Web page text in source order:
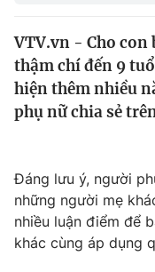
Y tế
Thế giới
Thế giới đó đây
Câu chuyện quốc tế
Tài chính
Thị trường
Dữ liệu và đời
Giáo dục
VTV.vn - Cho
thậm chí đến 9
hiện thêm nhiều
phụ nữ chia sẻ
Đáng lưu ý, người
những người mẹ
nhiều luận điểm để
khác cùng áp dụng